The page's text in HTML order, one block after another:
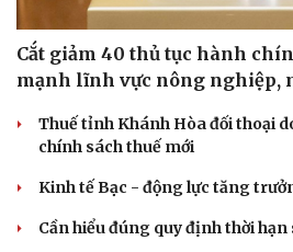
Cắt giảm 40 thủ tục hành
mạnh lĩnh vực nông nghiệp,
Thuế tỉnh Khánh Hòa đối thoại
chính sách thuế mới
Kinh tế Bạc - động lực tăng
Cần hiểu đúng quy định thời